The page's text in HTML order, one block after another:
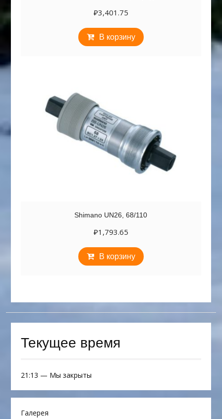
₽3,401.75
В корзину
Shimano UN26, 68/110
₽1,793.65
В корзину
Текущее время
21:13 — Мы закрыты
Галерея